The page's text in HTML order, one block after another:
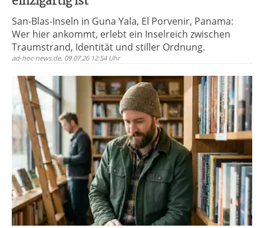
San-Blas-Inseln in Guna Yala, El Porvenir, Panama:
Wer hier ankommt, erlebt ein Inselreich zwischen
Traumstrand, Identität und stiller Ordnung.
ad-hoc-news.de, 09.07.26 12:54 Uhr